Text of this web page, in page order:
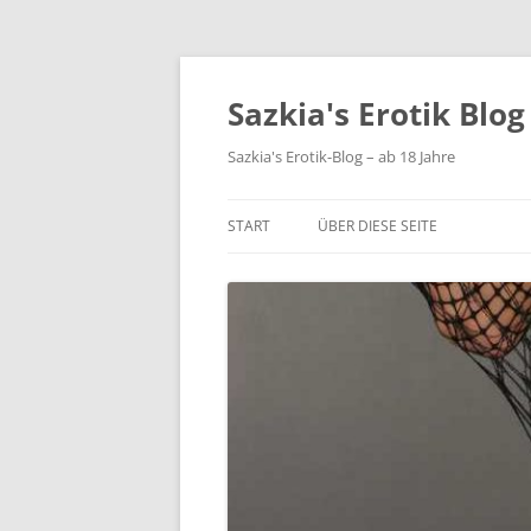
Sazkia's Erotik Blog
Sazkia's Erotik-Blog – ab 18 Jahre
START ÜBER DIESE SEITE